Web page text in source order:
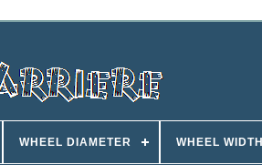
WHEEL DIAMETER WHEEL WIDTH